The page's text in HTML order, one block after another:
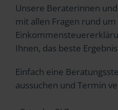
Unsere Beraterinnen
mit allen Fragen rund um
Ihnen, das beste
Einfach eine
aussuchen und Termin